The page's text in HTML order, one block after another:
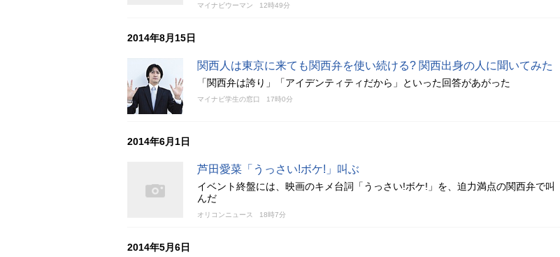
マイナビウーマン 12時49分
2014年8月15日
関西人は東京に来ても関西弁を使い続ける? 関西出身の人に聞いてみた
「関西弁は誇り」「アイデンティティだから」といった回答があがった
マイナビ学生の窓口 17時0分
2014年6月1日
芦田愛菜「うっさい!ボケ!」叫ぶ
イベント終盤には、映画のキメ台詞「うっさい!ボケ!」を、迫力満点の関西弁で叫
んだ
オリコンニュース 18時7分
2014年5月6日